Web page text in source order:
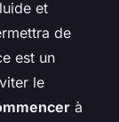
et
de
est un
le
à